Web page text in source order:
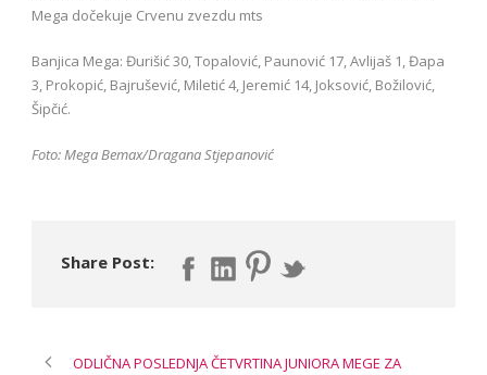
Mega dočekuje Crvenu zvezdu mts
Banjica Mega: Đurišić 30, Topalović, Paunović 17, Avlijaš 1, Đapa
3, Prokopić, Bajrušević, Miletić 4, Jeremić 14, Joksović, Božilović,
Šipčić.
Foto: Mega Bemax/Dragana Stjepanović
Share Post:
ODLIČNA POSLEDNJA ČETVRTINA JUNIORA MEGE ZA